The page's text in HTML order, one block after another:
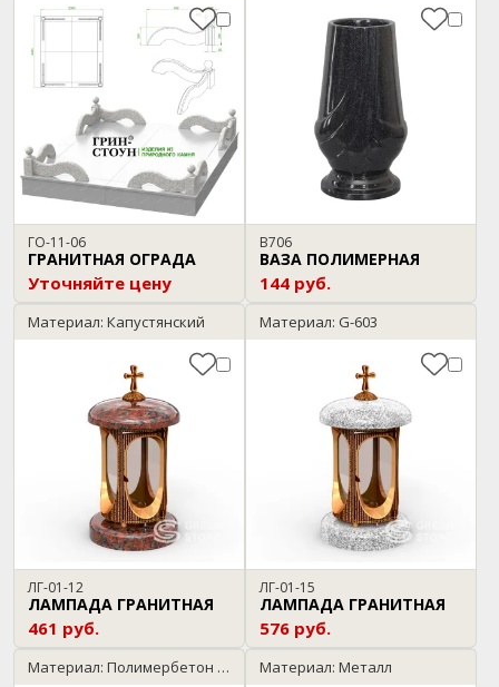
ГО-11-06
ГРАНИТНАЯ ОГРАДА
Уточняйте цену
В706
ВАЗА ПОЛИМЕРНАЯ
144 руб.
Материал: Капустянский
ЛГ-01-12
ЛАМПАДА ГРАНИТНАЯ
461 руб.
Материал: G-603
ЛГ-01-15
ЛАМПАДА ГРАНИТНАЯ
576 руб.
Материал: Полимербетон / темный гранит Материал: Металл